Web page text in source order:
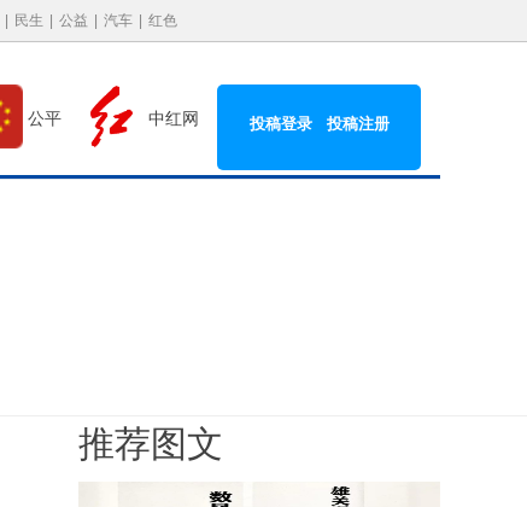
民生 公益 汽车 红色
公平 中红网 投稿登录 投稿注册
推荐图文